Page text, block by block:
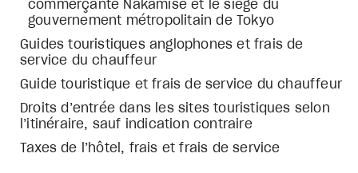
commerçante Nakamise et le siège du
gouvernement métropolitain de Tokyo
Guides touristiques anglophones et frais de
service du chauffeur
Guide touristique et frais de service du chauffeur
Droits d’entrée dans les sites touristiques selon
l’itinéraire, sauf indication contraire
Taxes de l’hôtel, frais et frais de service